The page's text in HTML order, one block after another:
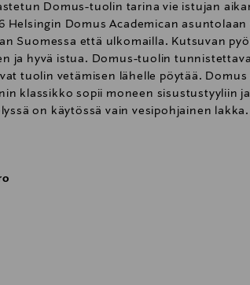
Domus-tuolin tarina vie istujan
Helsingin Domus Academican
Suomessa että ulkomailla. Kutsuvan
ja hyvä istua. Domus-tuolin
tuolin vetämisen lähelle pöytää.
klassikko sopii moneen sisustustyyliin
on käytössä vain vesipohjainen
Tuoli valmistetaan